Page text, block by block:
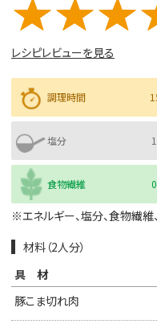
レシピレビューを見る
調理時間
塩分
食物繊維
※エネルギー、塩分、食物繊維
材料（2人分）
具材
豚こま切れ肉